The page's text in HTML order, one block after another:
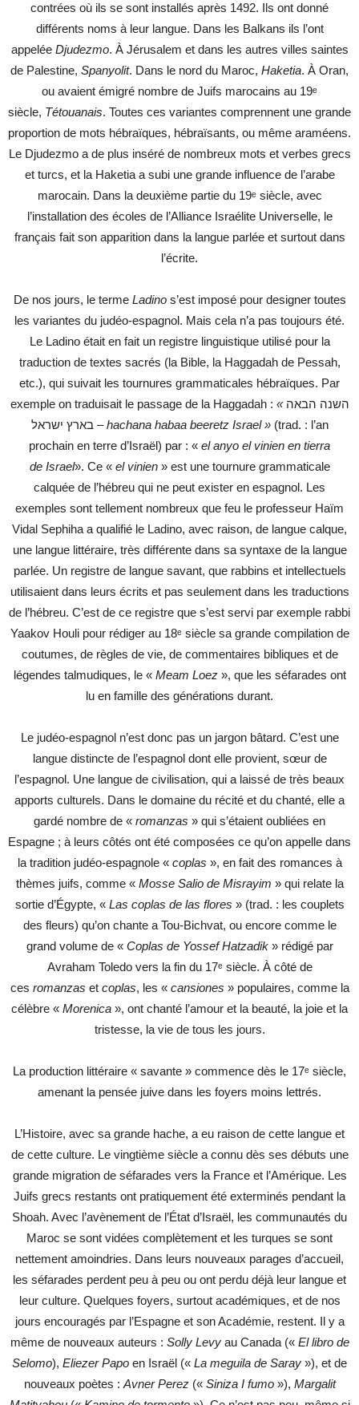
contrées où ils se sont installés après 1492. Ils ont donné
différents noms à leur langue. Dans les Balkans ils l’ont
appelée Djudezmo. À Jérusalem et dans les autres villes saintes
de Palestine, Spanyolit. Dans le nord du Maroc, Haketia. À Oran,
ou avaient émigré nombre de Juifs marocains au 19ᵉ
siècle, Tétouanais. Toutes ces variantes comprennent une grande
proportion de mots hébraïques, hébraïsants, ou même araméens.
Le Djudezmo a de plus inséré de nombreux mots et verbes grecs
et turcs, et la Haketia a subi une grande influence de l’arabe
marocain. Dans la deuxième partie du 19ᵉ siècle, avec
l’installation des écoles de l’Alliance Israélite Universelle, le
français fait son apparition dans la langue parlée et surtout dans
l’écrite.
De nos jours, le terme Ladinos’est imposé pour designer toutes
les variantes du judéo-espagnol. Mais cela n’a pas toujours été.
Le Ladino était en fait un registre linguistique utilisé pour la
traduction de textes sacrés (la Bible, la Haggadah de Pessah,
etc.), qui suivait les tournures grammaticales hébraïques. Par
exemple on traduisait le passage de la Haggadah : « השנה הבאה
בארץ ישראל–hachana habaa beeretz Israel »(trad. : l’an
prochain en terre d’Israël) par : « el anyo el vinien en tierra
de Israel». Ce «el vinien» est une tournure grammaticale
calquée de l’hébreu qui ne peut exister en espagnol. Les
exemples sont tellement nombreux que feu le professeur Haïm
Vidal Sephiha a qualifié le Ladino, avec raison, de langue calque,
une langue littéraire, très différente dans sa syntaxe de la langue
parlée. Un registre de langue savant, que rabbins et intellectuels
utilisaient dans leurs écrits et pas seulement dans les traductions
de l’hébreu. C’est de ce registre que s’est servi par exemple rabbi
Yaakov Houli pour rédiger au 18ᵉ siècle sa grande compilation de
coutumes, de règles de vie, de commentaires bibliques et de
légendes talmudiques, le «Meam Loez», que les séfarades ont
lu en famille des générations durant.
Le judéo-espagnol n’est donc pas un jargon bâtard. C’est une
langue distincte de l’espagnol dont elle provient, sœur de
l’espagnol. Une langue de civilisation, qui a laissé de très beaux
apports culturels. Dans le domaine du récité et du chanté, elle a
gardé nombre de « romanzas » qui s’étaient oubliées en
Espagne ; à leurs côtés ont été composées ce qu’on appelle dans
la tradition judéo-espagnole «coplas », en fait des romances à
thèmes juifs, comme «Mosse Salio de Misrayim » qui relate la
sortie d’Égypte, «Las coplas de las flores » (trad. : les couplets
des fleurs) qu’on chante a Tou-Bichvat, ou encore comme le
grand volume de « Coplas de Yossef Hatzadik » rédigé par
Avraham Toledo vers la fin du 17ᵉ siècle. À côté de
ces romanzas et coplas, les «cansiones » populaires, comme la
célèbre « Morenica », ont chanté l’amour et la beauté, la joie et la
tristesse, la vie de tous les jours.
La production littéraire « savante » commence dès le 17ᵉ siècle,
amenant la pensée juive dans les foyers moins lettrés.
L’Histoire, avec sa grande hache, a eu raison de cette langue et
de cette culture. Le vingtième siècle a connu dès ses débuts une
grande migration de séfarades vers la France et l’Amérique. Les
Juifs grecs restants ont pratiquement été exterminés pendant la
Shoah. Avec l’avènement de l’État d’Israël, les communautés du
Maroc se sont vidées complètement et les turques se sont
nettement amoindries. Dans leurs nouveaux parages d’accueil,
les séfarades perdent peu à peu ou ont perdu déjà leur langue et
leur culture. Quelques foyers, surtout académiques, et de nos
jours encouragés par l’Espagne et son Académie, restent. Il y a
même de nouveaux auteurs : Solly Levyau Canada («El libro de
Selomo), Eliezer Papo en Israël (« La meguila de Saray »), et de
nouveaux poètes : Avner Perez(«Siniza I fumo»), Margalit